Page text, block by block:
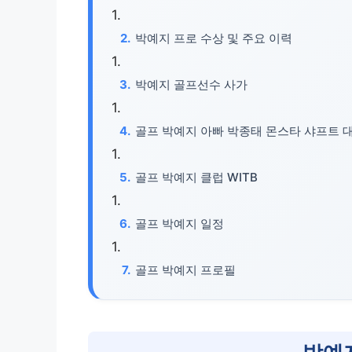
박예지 프로 수상 및 주요 이력
박예지 골프선수 사가
골프 박예지 아빠 박종태 몬스타 샤프트
골프 박예지 클럽 WITB
골프 박예지 일정
골프 박예지 프로필